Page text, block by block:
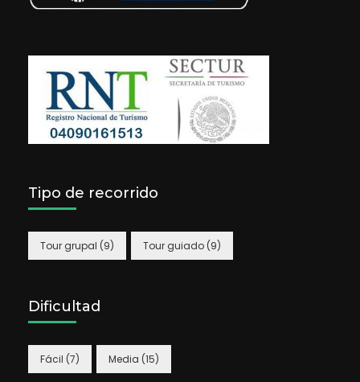
Tipo de recorrido
Tour grupal (9) Tour guiado (9)
Dificultad
Fácil (7) Media (15)